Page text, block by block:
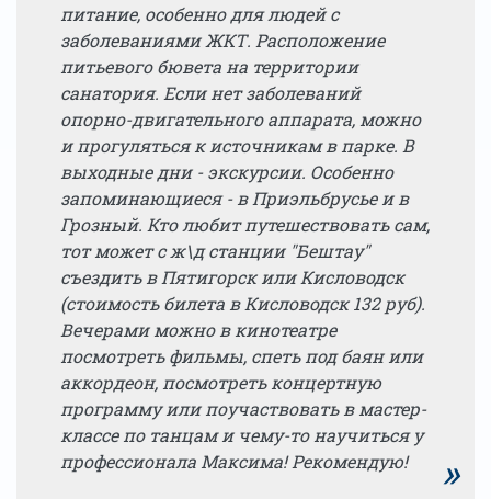
питание, особенно для людей с
заболеваниями ЖКТ. Расположение
питьевого бювета на территории
санатория. Если нет заболеваний
опорно-двигательного аппарата, можно
и прогуляться к источникам в парке. В
выходные дни - экскурсии. Особенно
запоминающиеся - в Приэльбрусье и в
Грозный. Кто любит путешествовать сам,
тот может с ж\д станции "Бештау"
съездить в Пятигорск или Кисловодск
(стоимость билета в Кисловодск 132 руб).
Вечерами можно в кинотеатре
посмотреть фильмы, спеть под баян или
аккордеон, посмотреть концертную
программу или поучаствовать в мастер-
классе по танцам и чему-то научиться у
профессионала Максима! Рекомендую!
»